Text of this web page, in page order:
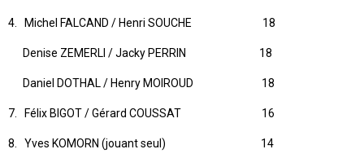
4. Michel FALCAND / Henri SOUCHE 18
Denise ZEMERLI / Jacky PERRIN 18
Daniel DOTHAL / Henry MOIROUD 18
7. Félix BIGOT / Gérard COUSSAT 16
8. Yves KOMORN (jouant seul) 14